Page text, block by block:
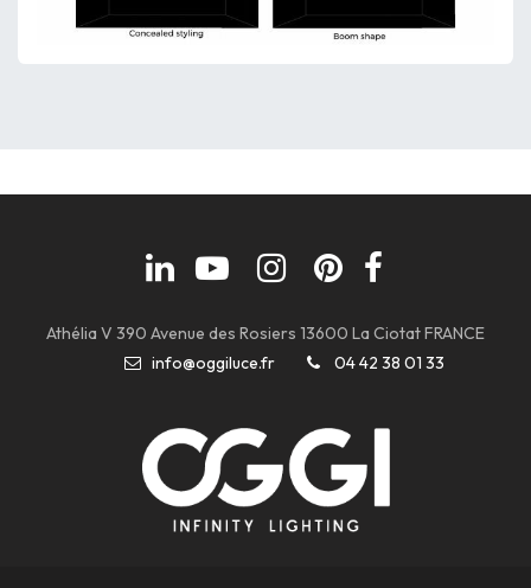
Athélia V 390 Avenue des Rosiers 13600 La Ciotat FRANCE
info@oggiluce.fr
04 42 38 01 33